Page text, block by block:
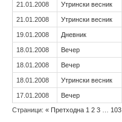
21.01.2008 Утрински весник
21.01.2008 Утрински весник
19.01.2008 Дневник
18.01.2008 Вечер
18.01.2008 Вечер
18.01.2008 Утрински весник
17.01.2008 Вечер
Страници: « Претходна 1 2 3 103